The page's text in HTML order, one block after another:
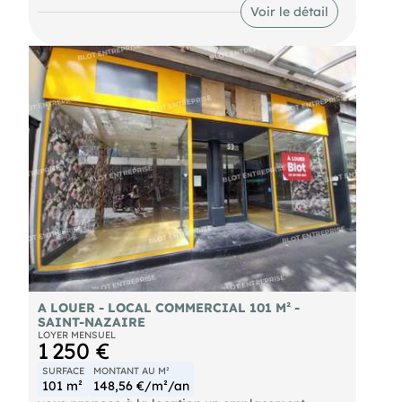
vente aux volumes généreux, un hall d’accueil,
deux réserves, un bureau, un vestiaire et des
enseignes nationales, notamment Leroy Merlin,
Conforama, Darty, Cultura, Chaussea, Gémo,
Maxi Zoo, NOZ et King Jouet. Elle bénéficie de flux
réguliers et de nombreux stationnements. Accès
rapide depuis la N471 et la N171, en direction de
Saint Nazaire, Nantes et Vannes. La zone est
desservie par les transports collectifs de Saint
Nazaire Agglomération. Surface totale : 417,21 m²
environ Loyer annuel : 43 200 € HT HC HF
Provision annuelle pour charges : 6 000 € HT
Provision annuelle pour taxe foncière et TOM : 5
700 € HT Dépôt de garantie : trois mois de loyer
HT Bail commercial : 3, 6, 9 ans Disponibilité : à
convenir Honoraires à la charge du preneur : 30 %
HT du loyer annuel HT HC HF Les informations sur
les risques naturels, miniers, ou technologiques,
auxquels ces biens sont exposés, sont disponibles
sur le site
Voir le détail
A LOUER - LOCAL COMMERCIAL 101 M² -
SAINT-NAZAIRE
LOYER MENSUEL
1 250 €
SURFACE
101 m²
MONTANT AU M²
148,56 €/m²/an